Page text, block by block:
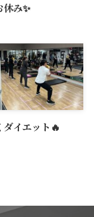
休み✨
イエット🔥